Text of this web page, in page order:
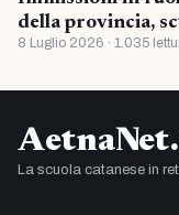
della provincia,
8 Luglio 2026 · 1.035
La scuola catanese in